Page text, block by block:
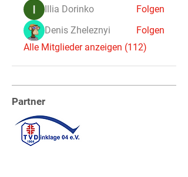
Illia Dorinko
Folgen
Denis Zheleznyi
Folgen
Alle Mitglieder anzeigen (112)
Partner